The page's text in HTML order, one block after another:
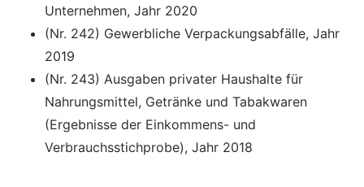
Unternehmen, Jahr 2020
(Nr. 242) Gewerbliche Verpackungsabfälle, Jahr
2019
(Nr. 243) Ausgaben privater Haushalte für
Nahrungsmittel, Getränke und Tabakwaren
(Ergebnisse der Einkommens- und
Verbrauchsstichprobe), Jahr 2018